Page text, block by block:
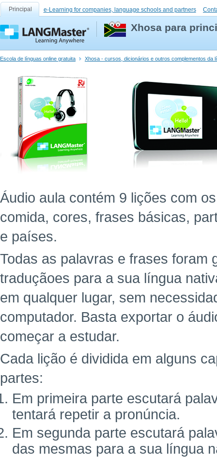
Principal e-Learning for companies, language schools and partners
Xhosa para
Escola de línguas online gratuita Xhosa - cursos, dicionários e outros complementos da
Áudio aula contém 9 lições com
comida, cores, frases básicas,
e países.
Todas as palavras e frases foram
traduçãoes para a sua língua
em qualquer lugar, sem
computador. Basta exportar o
começar a estudar.
Cada lição é dividida em alguns
partes:
Em primeira parte escutará
tentará repetir a pronúncia.
Em segunda parte escutará
das mesmas para a sua língua